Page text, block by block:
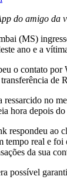
do amigo da
(MS)
ano e a
o contato
de
ressarcido no
hora depois
respondeu ao
tempo real e
da sua
possível